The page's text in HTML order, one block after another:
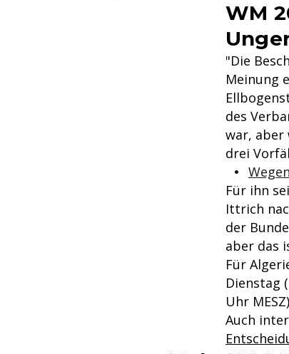
WM
"Die
Meinung
des
war, aber
drei
Für ihn
Ittrich
der
aber das
Für
Dienstag
Uhr MESZ)
Auch